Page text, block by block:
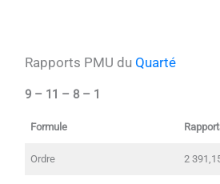
Rapports PMU du Quarté
9 – 11 – 8 – 1
Formule
Ordre 2